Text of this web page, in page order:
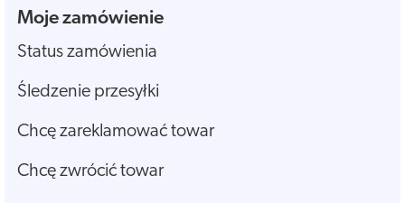
Moje zamówienie
Status zamówienia
Śledzenie przesyłki
Chcę zareklamować towar
Chcę zwrócić towar